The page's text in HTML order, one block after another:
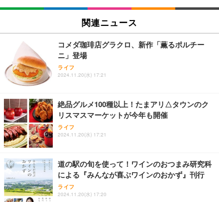
SIHOO B100 オフィスチェア／デスクチェア メッシ
ュチェア 人間工学 疲れない ブラック
￥27,999
ワーク チェア 強化バックレスト 30度ロッキング機
能 人間工学 椅子 腰サポート 90度跳ね上げ式アーム
務用 おしゃれ パソコンチェア (ブラック)
Sezlife オフィスチェア デスクチェア 疲れない テレ
ワーク チェア 強化バックレスト 30度ロッキング機
能 人間工学 椅子 腰サポート 90度跳ね上げ式アーム
務用 おしゃれ パソコンチェア (ホワイト)
ANDWINT オフィスチェア デスクチェア 肘なし メ
ッシュ 通気性 ランバーサポート付き 腰サポート ガ
ス圧無段階昇降 360度回転 キャスター付き コンパク
EIZO ビジネス向けプレミアムモニター | FlexScan
￥109,572
【純正品】27"ゲーミングモニター DualSense 充電
フック付き（CFI-ZDM1J）
【整備済み品】Dell E2724HS 27インチ 液晶モニタ
ー フルHD（1920×1080）VA 非光沢 HDMI/DisplayP
ort/VGA スピーカー内蔵 高さ調整 スイベル VESA対
【MiniLED/24.5inch/280Hz/FHD】GRAPHT THE S
HOOTER Gaming Monitor 24” Essential ゲーミン
グモニター QD 24.5インチ 1ms FHD 量子ドット 残
Amazonベーシック ペットシーツ 厚型 ワイド 42枚
x2袋(84枚) ホワイト(吸収面:ライトブルー)
￥3,234
ネオ・ルーライフ ネオ・オムツ L 中型犬用 26枚入
り 単品
Smart Basic(スマートベーシック) 【Amazon.co.jp
限定】 Smart Basic アイリスオーヤマ ペットシーツ
超厚型 お徳用 ワイド 100枚入 (x 1) (ケース販売)
アイリスオーヤマ ペットシーツ 超厚型 お徳用 レギ
ュラー 200枚入【Amazon.co.jp限定】
関連ニュース
コメダ珈琲店グラクロ、新作「薫るポルチー
ニ」登場
ライフ
2024.11.20(水) 17:21
絶品グルメ100種以上！たまアリ△タウンのク
リスマスマーケットが今年も開催
ライフ
2024.11.20(水) 17:21
道の駅の旬を使って！ワインのおつまみ研究科
による『みんなが喜ぶワインのおかず』刊行
ライフ
2024.11.20(水) 17:20